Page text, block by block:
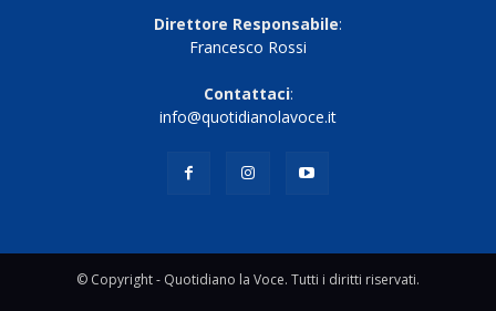
Direttore Responsabile:
Francesco Rossi
Contattaci:
info@quotidianolavoce.it
© Copyright - Quotidiano la Voce. Tutti i diritti riservati.